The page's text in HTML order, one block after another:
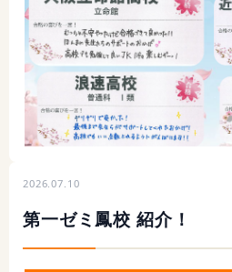
2026.07.10
第一ゼミ鳳校 紹介！